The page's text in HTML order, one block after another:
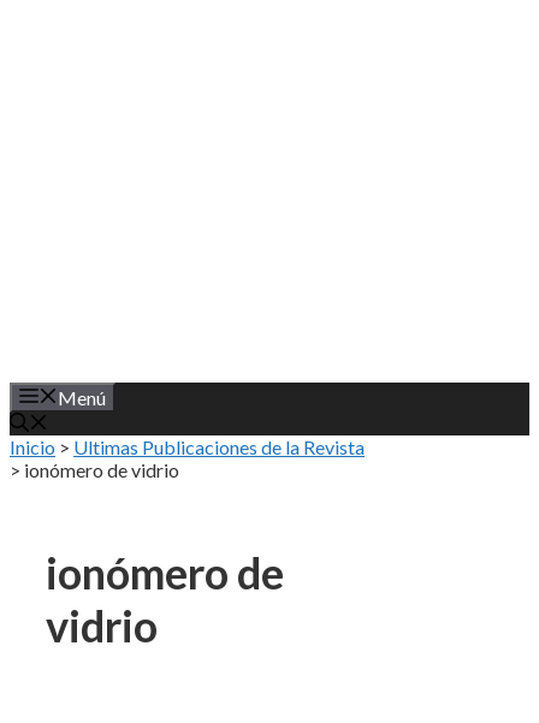
Menú
Inicio > Ultimas Publicaciones de la Revista
> ionómero de vidrio
ionómero de
vidrio